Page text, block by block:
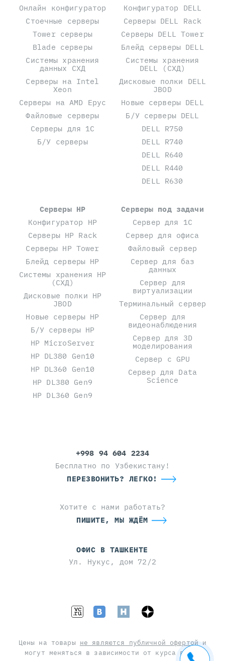
Онлайн конфигуратор
Стоечные серверы
Tower серверы
Blade серверы
Системы хранения
данных СХД
Серверы на Intel
Xeon
Серверы на AMD Epyc
Файловые серверы
Серверы для 1С
Б/У серверы
Конфигуратор DELL
Серверы DELL Rack
Серверы DELL Tower
Блейд серверы DELL
Системы хранения
DELL (СХД)
Дисковые полки DELL
JBOD
Новые серверы DELL
Б/У серверы DELL
DELL R750
DELL R740
DELL R640
DELL R440
DELL R630
Серверы HP
Конфигуратор HP
Серверы HP Rack
Серверы HP Tower
Блейд серверы HP
Системы хранения HP
(СХД)
Дисковые полки HP
JBOD
Новые серверы HP
Б/У серверы HP
HP MicroServer
HP DL380 Gen10
HP DL360 Gen10
HP DL380 Gen9
HP DL360 Gen9
Серверы под задачи
Сервер для 1С
Сервер для офиса
Файловый сервер
Сервер для баз
данных
Сервер для
виртуализации
Терминальный сервер
Сервер для
видеонаблюдения
Сервер для 3D
моделирования
Сервер с GPU
Сервер для Data
Science
+998 94 604 2234
Бесплатно по Узбекистану!
ПЕРЕЗВОНИТЬ? ЛЕГКО!
Хотите с нами работать?
ПИШИТЕ, МЫ ЖДЁМ
ОФИС В ТАШКЕНТЕ
Ул. Нукус, дом 72/2
Цены на товары не являются публичной офертой и
могут меняться в зависимости от курса валют